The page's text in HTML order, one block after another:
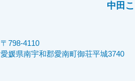
中田
〒798-4110
愛媛県南宇和郡愛南町御荘平城3740